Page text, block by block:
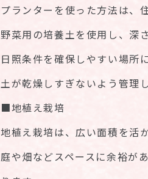
プランターを使った方法は、
野菜用の培養土を使用し、深
日照条件を確保しやすい場所
土が乾燥しすぎないよう管理
■地植え栽培
地植え栽培は、広い面積を活
庭や畑などスペースに余裕が